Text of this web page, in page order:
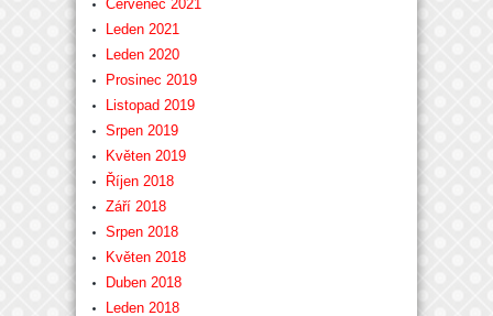
Červenec 2021
Leden 2021
Leden 2020
Prosinec 2019
Listopad 2019
Srpen 2019
Květen 2019
Říjen 2018
Září 2018
Srpen 2018
Květen 2018
Duben 2018
Leden 2018